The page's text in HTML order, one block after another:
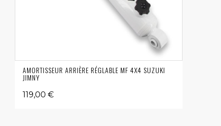
AMORTISSEUR ARRIÈRE RÉGLABLE MF 4X4 SUZUKI
JIMNY
119,00 €